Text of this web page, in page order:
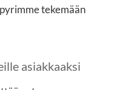
tekemään
asiakkaaksi